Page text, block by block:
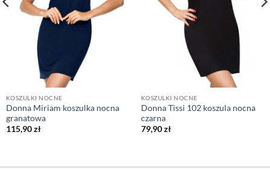
KOSZULKI NOCNE
Donna Miriam koszulka nocna
granatowa
115,90zł
KOSZULKI NOCNE
Donna Tissi 102 koszula nocna
czarna
79,90zł